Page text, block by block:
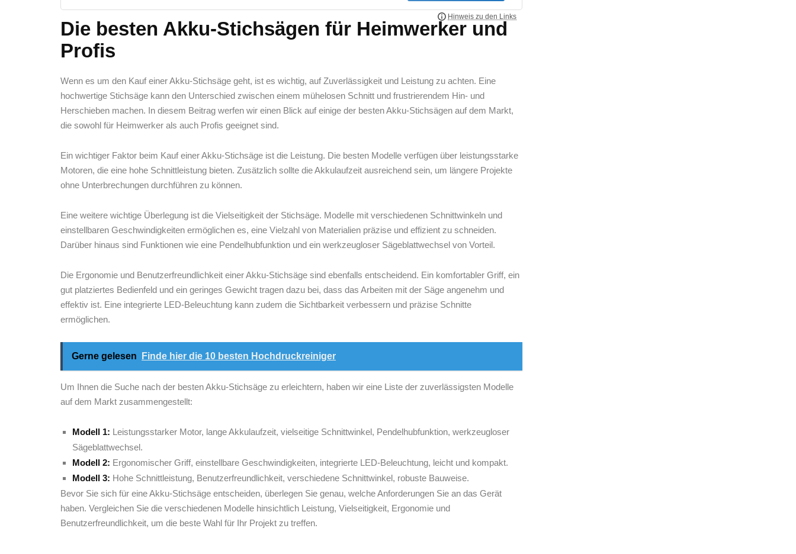
Die besten Akku-Stichsägen für ‍Heimwerker und
Profis
Wenn es um den Kauf einer Akku-Stichsäge ⁣geht, ist ​es wichtig, auf⁤ Zuverlässigkeit ⁤und Leistung zu achten. Eine
hochwertige Stichsäge⁢ kann den Unterschied zwischen einem mühelosen Schnitt ⁣und frustrierendem Hin- und
Herschieben machen. In diesem Beitrag werfen wir einen Blick auf⁤ einige der besten Akku-Stichsägen auf dem Markt,
die sowohl für Heimwerker‍ als​ auch Profis geeignet sind.
Ein wichtiger ⁢Faktor beim Kauf einer Akku-Stichsäge ist die Leistung. Die besten Modelle verfügen über leistungsstarke
Motoren, die eine hohe Schnittleistung bieten. Zusätzlich ⁣sollte die Akkulaufzeit ausreichend⁤ sein, um längere Projekte
ohne​ Unterbrechungen durchführen zu können.
Eine weitere ‌wichtige⁤ Überlegung ⁣ist die Vielseitigkeit der Stichsäge. Modelle ⁤mit‌ verschiedenen Schnittwinkeln und
einstellbaren Geschwindigkeiten ermöglichen ‌es, eine Vielzahl von Materialien präzise und effizient ⁢zu schneiden.
Darüber hinaus sind Funktionen wie eine Pendelhubfunktion und ein werkzeugloser Sägeblattwechsel⁢ von Vorteil.
Die Ergonomie ⁣und ⁣Benutzerfreundlichkeit einer Akku-Stichsäge sind ebenfalls entscheidend.‍ Ein komfortabler Griff,⁣ ein
gut platziertes Bedienfeld und⁣ ein ⁣geringes Gewicht tragen dazu bei, dass ‍das Arbeiten mit ⁤der Säge angenehm und
effektiv ist. Eine integrierte‍ LED-Beleuchtung kann ⁢zudem die Sichtbarkeit verbessern und präzise⁢ Schnitte​
ermöglichen.
Gerne gelesen Finde hier die 10 besten Hochdruckreiniger
Um Ihnen die Suche​ nach der besten Akku-Stichsäge zu erleichtern, ‍haben wir⁣ eine Liste der zuverlässigsten Modelle
auf dem Markt zusammengestellt:
Modell 1: Leistungsstarker Motor, ⁣lange Akkulaufzeit, vielseitige Schnittwinkel, Pendelhubfunktion, werkzeugloser
Sägeblattwechsel.
Modell 2: Ergonomischer Griff, einstellbare Geschwindigkeiten,⁤ integrierte LED-Beleuchtung, leicht und kompakt.
Modell 3: Hohe ⁢Schnittleistung, Benutzerfreundlichkeit, verschiedene ​Schnittwinkel, robuste Bauweise.
Bevor⁣ Sie sich für eine Akku-Stichsäge entscheiden, überlegen Sie genau, welche Anforderungen Sie ⁣an das ‍Gerät⁤
haben. Vergleichen⁢ Sie die verschiedenen Modelle ⁤hinsichtlich Leistung, Vielseitigkeit,⁢ Ergonomie‌ und
⁤Benutzerfreundlichkeit, um die beste⁤ Wahl für Ihr Projekt zu treffen.